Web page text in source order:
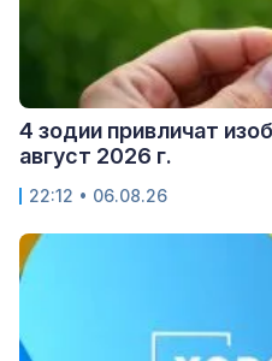
4 зодии привличат
август 2026 г.
22:12 • 06.08.26